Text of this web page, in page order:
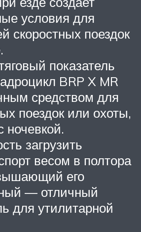
условия для
скоростных поездок
показатель
BRP X MR
средством для
поездок или охоты,
ночевкой.
загрузить
весом в полтора
его
— отличный
для утилитарной